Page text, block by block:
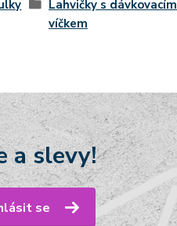
Lahvičky s dávkovacím
víčkem
a slevy!
se